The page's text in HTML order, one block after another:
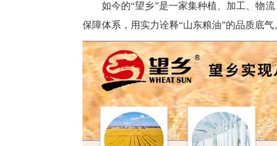
如今的“望乡”是一家集种植、加工、物
保障体系，用实力诠释“山东粮油”的品质底气